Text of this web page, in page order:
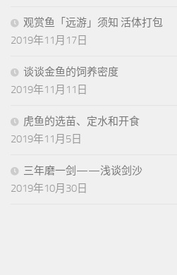
观赏鱼「远游」须知 活体打包
2019年11月17日
谈谈金鱼的饲养密度
2019年11月11日
虎鱼的选苗、定水和开食
2019年11月5日
三年磨一剑——浅谈剑沙
2019年10月30日